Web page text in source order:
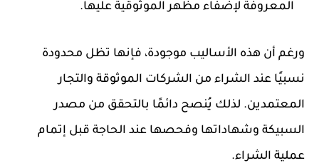
المعروفة لإضفاء مظهر الموثوقية عليها.
ورغم أن هذه الأساليب موجودة، فإنها تظل محدودة
نسبيًا عند الشراء من الشركات الموثوقة والتجار
المعتمدين. لذلك يُنصح دائمًا بالتحقق من مصدر
السبيكة وشهاداتها وفحصها عند الحاجة قبل إتمام
عملية الشراء.